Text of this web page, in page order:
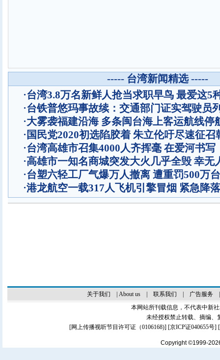
----- 台湾新闻精选 -----
·台湾3.8万名新鲜人抢当求职早鸟 最爱这5
·台铁普悠玛事故续：交通部门证实驾驶员
·大雾袭福建沿海 多条闽台海上客运航线停
· 国民党2020初选陷胶着 朱立伦吁尽速征召
·台湾高雄市召集4000人齐挥毫 在爱河书写
·高雄市一知名商城突发大火几乎全毁 幸无
·台塑六轻工厂气爆万人撤离 遭重罚500万
·港龙航空一载317人飞机引擎冒烟 紧急降
关于我们 About us| 联系我们 广告服务
本网站所刊载信息，不代表中新
未经授权禁止转载、摘编、
[网上传播视听节目许可证（0106168)] [京ICP证040655号]
Copyright ©1999-